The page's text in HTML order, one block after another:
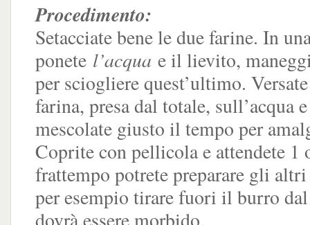
Procedimento:
Setacciate bene le due farine. In
ponete l’acqua e il lievito,
per sciogliere quest’ultimo.
farina, presa dal totale, sull’acqua
mescolate giusto il tempo per
Coprite con pellicola e attendete 1
frattempo potrete preparare gli
per esempio tirare fuori il burro
dovrà essere morbido.